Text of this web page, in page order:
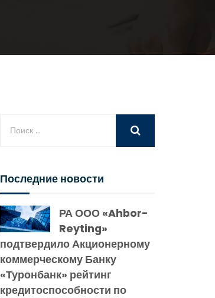
Последние новости
РА ООО «Ahbor-
Reyting»
подтвердило Акционерному
коммерческому Банку
«Туронбанк» рейтинг
кредитоспособности по